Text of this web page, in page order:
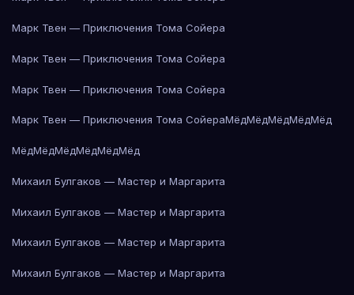
Марк Твен — Приключения Тома Сойера
Марк Твен — Приключения Тома Сойера
Марк Твен — Приключения Тома Сойера
Марк Твен — Приключения Тома СойераМёдМёдМёдМёдМёд
МёдМёдМёдМёдМёдМёд
Михаил Булгаков — Мастер и Маргарита
Михаил Булгаков — Мастер и Маргарита
Михаил Булгаков — Мастер и Маргарита
Михаил Булгаков — Мастер и Маргарита